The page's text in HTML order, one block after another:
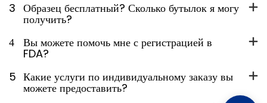
3 Образец бесплатный? Сколько бутылок я могу
получить?
4 Вы можете помочь мне с регистрацией в
FDA?
5 Какие услуги по индивидуальному заказу вы
можете предоставить?